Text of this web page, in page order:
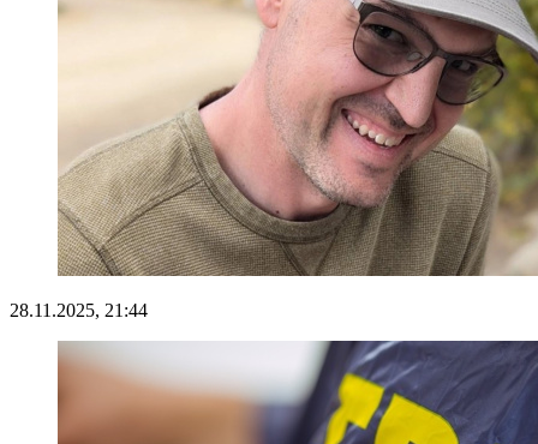
28.11.2025, 21:44